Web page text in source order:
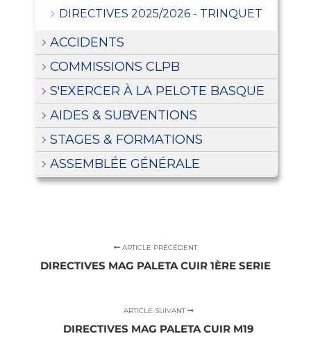
DIRECTIVES 2025/2026 - TRINQUET
ACCIDENTS
COMMISSIONS CLPB
S'EXERCER À LA PELOTE BASQUE
AIDES & SUBVENTIONS
STAGES & FORMATIONS
ASSEMBLÉE GÉNÉRALE
ARTICLE PRÉCÉDENT
DIRECTIVES MAG PALETA CUIR 1ÈRE SERIE
ARTICLE SUIVANT
DIRECTIVES MAG PALETA CUIR M19